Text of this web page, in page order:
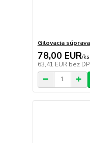
Gilovacia
78,00 EUR/ks
63,41 EUR bez